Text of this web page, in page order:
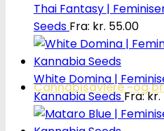
Cannabisavlere -og
Thai Fantasy |
Seeds Fra: kr. 55.00
White Domina |
Kannabia SeedsFra:kr.